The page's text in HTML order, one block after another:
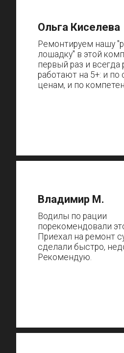
Ольга Киселева
Ремонтируем нашу
лошадку" в этой
первый раз и всегда
работают на 5+: и по
ценам, и по
Владимир М.
Водилы по рации
порекомендовали
Приехал на ремонт
сделали быстро,
Рекомендую.